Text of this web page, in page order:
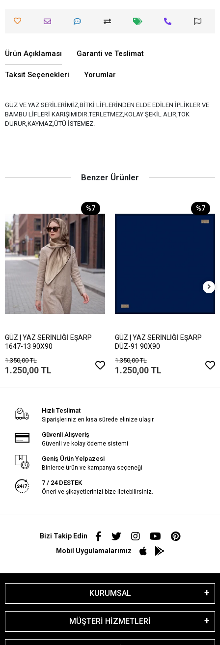
Ürün Açıklaması Garanti ve Teslimat
Taksit Seçenekleri Yorumlar
GÜZ VE YAZ SERİLERİMİZ,BİTKİ LİFLERİNDEN ELDE EDİLEN İPLİKLER VE
BAMBU LİFLERİ KARIŞIMIDIR.TERLETMEZ,KOLAY ŞEKİL ALIR,TOK
DURUR,KAYMAZ,ÜTÜ İSTEMEZ.
Benzer Ürünler
%7
GÜZ | YAZ SERİNLİĞİ EŞARP
1647-13 90X90
1.350,00 TL
1.250,00 TL
%7
GÜZ | YAZ SERİNLİĞİ EŞARP
DÜZ-91 90X90
1.350,00 TL
1.250,00 TL
Hızlı Teslimat
Siparişleriniz en kısa sürede elinize ulaşır.
Güvenli Alışveriş
Güvenli ve kolay ödeme sistemi
Geniş Ürün Yelpazesi
Binlerce ürün ve kampanya seçeneği
7 / 24 DESTEK
Öneri ve şikayetlerinizi bize iletebilirsiniz.
Bizi Takip Edin
Mobil Uygulamalarımız
KURUMSAL
MÜŞTERİ HİZMETLERİ